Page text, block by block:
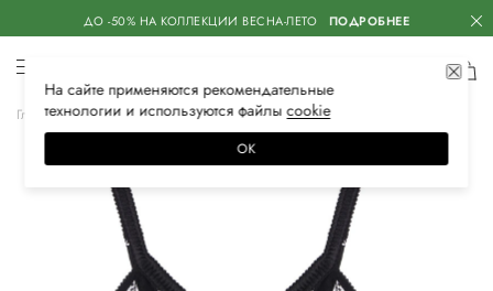
ДО -50% НА КОЛЛЕКЦИИ ВЕСНА-ЛЕТО ПОДРОБНЕЕ
Главная Женская Нижнее белье Бюстгальтеры
На сайте применяются рекомендательные
технологии и используются файлысооkiе
ОК